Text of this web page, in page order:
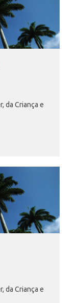
da Criança e
da Criança e